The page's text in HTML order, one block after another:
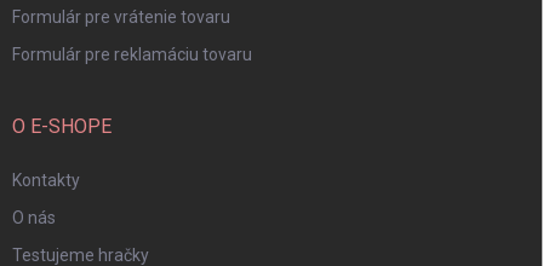
Formulár pre vrátenie tovaru
Formulár pre reklamáciu tovaru
O E-SHOPE
Kontakty
O nás
Testujeme hračky